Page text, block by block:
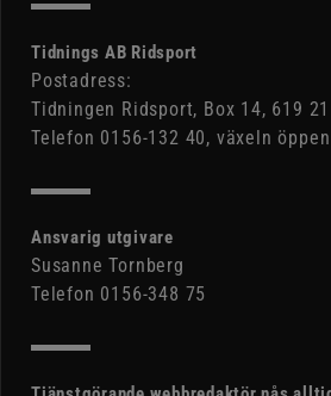
Tidnings AB Ridsport
Postadress:
Tidningen Ridsport, Box 14, 619
Telefon 0156-132 40, växeln
Ansvarig utgivare
Susanne Tornberg
Telefon 0156-348 75